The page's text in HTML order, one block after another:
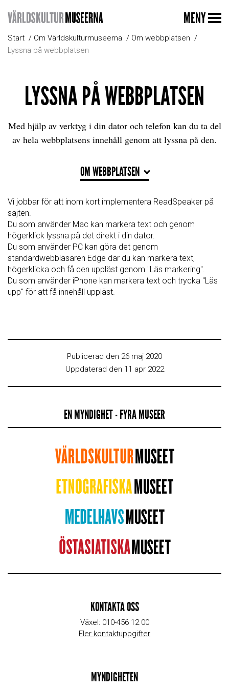
MENY
Start Om Världskulturmuseerna
Om webbplatsen
Lyssna på webbplatsen
LYSSNA PÅ WEBBPLATSEN
Med hjälp av verktyg i din dator och telefon kan du ta del
av hela webbplatsens innehåll genom att lyssna på den.
OM WEBBPLATSEN
Vi jobbar för att inom kort implementera ReadSpeaker på
sajten.
Du som använder Mac kan markera text och genom
högerklick lyssna på det direkt i din dator.
Du som använder PC kan göra det genom
standardwebbläsaren Edge där du kan markera text,
högerklicka och få den uppläst genom "Läs markering".
Du som använder iPhone kan markera text och trycka "Läs
upp" för att få innehåll uppläst.
Publicerad den 26 maj 2020
Uppdaterad den 11 apr 2022
EN MYNDIGHET - FYRA MUSEER
KONTAKTA OSS
Växel: 010-456 12 00
Fler kontaktuppgifter
MYNDIGHETEN